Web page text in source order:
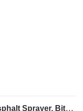
TICAB Manufacturer, Hand-Held Asphalt Sprayer, Bitumen Sprayer,200L